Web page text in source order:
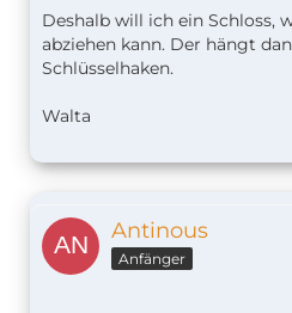
Deshalb will ich ein Schloss,
abziehen kann. Der hängt
Schlüsselhaken.
Walta
Antinous
Anfänger